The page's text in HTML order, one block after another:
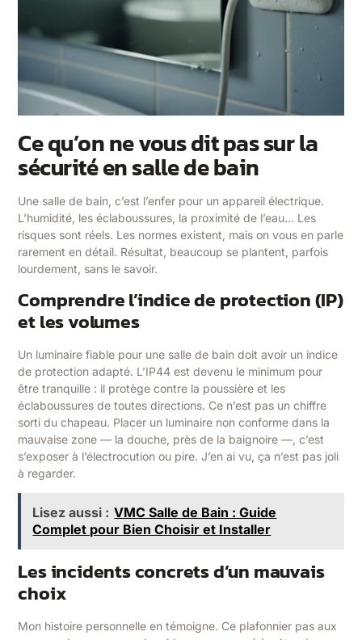
Ce qu’on ne vous dit pas sur la
sécurité en salle de bain
Une salle de bain, c’est l’enfer pour un appareil électrique.
L’humidité, les éclaboussures, la proximité de l’eau… Les
risques sont réels. Les normes existent, mais on vous en parle
rarement en détail. Résultat, beaucoup se plantent, parfois
lourdement, sans le savoir.
Comprendre l’indice de protection (IP)
et les volumes
Un luminaire fiable pour une salle de bain doit avoir un indice
de protection adapté. L’IP44 est devenu le minimum pour
être tranquille : il protège contre la poussière et les
éclaboussures de toutes directions. Ce n’est pas un chiffre
sorti du chapeau. Placer un luminaire non conforme dans la
mauvaise zone — la douche, près de la baignoire —, c’est
s’exposer à l’électrocution ou pire. J’en ai vu, ça n’est pas joli
à regarder.
Lisez aussi : VMC Salle de Bain : Guide
Complet pour Bien Choisir et Installer
Les incidents concrets d’un mauvais
choix
Mon histoire personnelle en témoigne. Ce plafonnier pas aux